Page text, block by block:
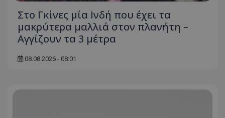
Στο Γκίνες μία Ινδή που έχει τα
μακρύτερα μαλλιά στον πλανήτη –
Αγγίζουν τα 3 μέτρα
08.08.2026 - 08:01